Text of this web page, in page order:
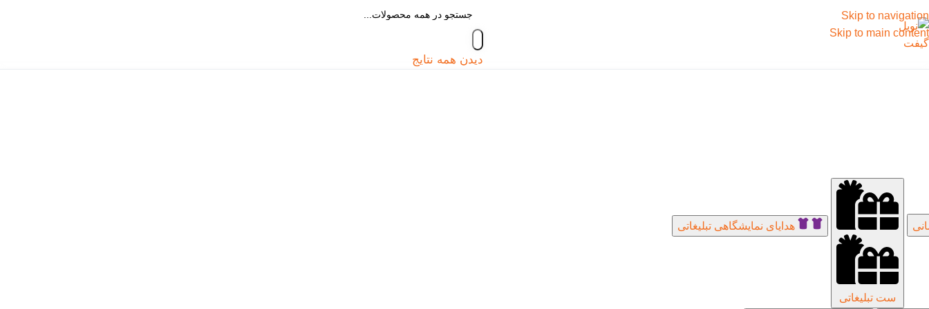
Skip to navigation
Skip to main content
دیدن همه نتایج
ست تبلیغاتی
هدایای نمایشگاهی تبلیغاتی